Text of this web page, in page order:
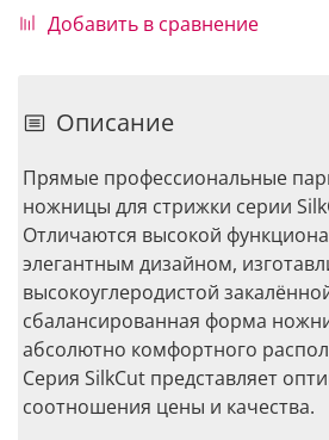
Добавить в сравнение
Описание
Прямые профессиональные
ножницы для стрижки серии
Отличаются высокой
элегантным дизайном,
высокоуглеродистой
сбалансированная форма
абсолютно комфортного
Серия SilkCut представляет
соотношения цены и качества.